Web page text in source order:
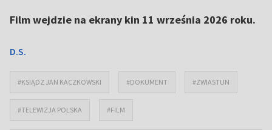
Film wejdzie na ekrany kin 11 września 2026 roku.
D.S.
#KSIĄDZ JAN KACZKOWSKI #DOKUMENT #ZWIASTUN
#TELEWIZJA POLSKA #FILM